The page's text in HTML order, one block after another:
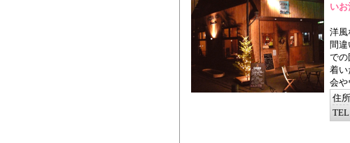
い
洋風
間
での
着い
会
住